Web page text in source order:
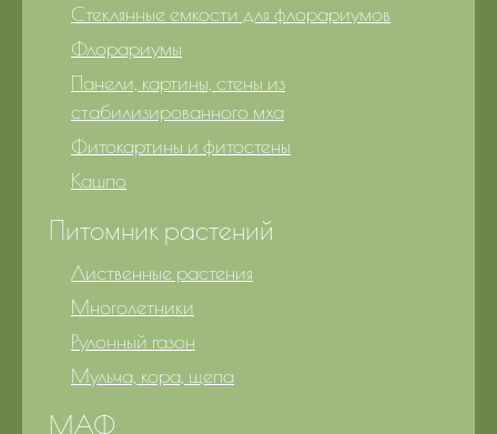
Стеклянные емкости для флорариумов
Флорариумы
Панели, картины, стены из
стабилизированного мха
Фитокартины и фитостены
Кашпо
Питомник растений
Лиственные растения
Многолетники
Рулонный газон
Мульча, кора, щепа
МАФ